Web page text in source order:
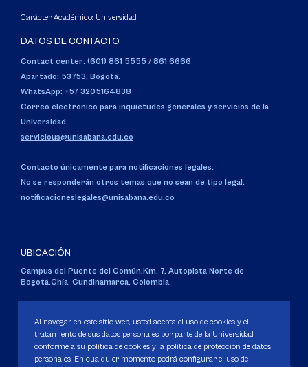
Carácter Académico: Universidad
DATOS DE CONTACTO
Contact center: (601) 861 5555 / 861 6666
Apartado: 53753, Bogotá.
WhatsApp: +57 3205164838
Correo electrónico para inquietudes generales y servicios de la
Universidad
servicious@unisabana.edu.co
Contacto únicamente para notificaciones legales.
No se responderán otros temas que no sean de tipo legal.
notificacioneslegales@unisabana.edu.co
UBICACIÓN
Campus del Puente del Común,Km. 7, Autopista Norte de
Bogotá.Chía, Cundinamarca, Colombia.
Personería Jurídica:Resolución 130 del 14 de enero de 1980.
Ministerio de Educación Nacional.
Al navegar en este sitio web, usted acepta el uso de cookies y el
tratamiento de sus datos personales por parte de la Universidad
conforme a su política de cookies y la política de protección de datos
personales. En cualquier momento podrá configurar el uso de